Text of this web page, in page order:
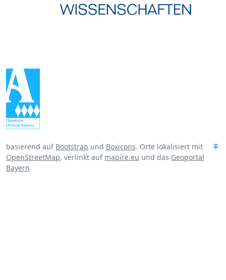
basierend auf Bootstrap und Boxicons. Orte lokalisiert mit
OpenStreetMap, verlinkt auf mapire.eu und das Geoportal
Bayern.